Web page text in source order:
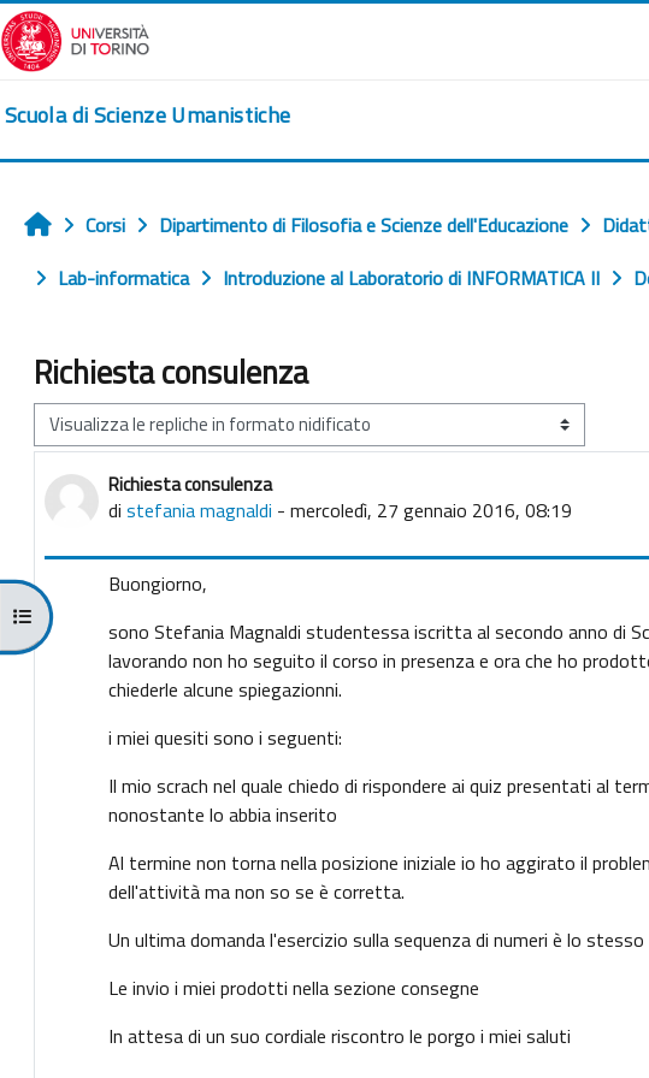
Vai al contenuto principale
Scuola di Scienze Umanistiche
Apri indice del corso
Home
Corsi Dipartimento di Filosofia e Scienze dell'Educazione
Lab-informatica
Introduzione al Laboratorio di INFORMATICA II
Richiesta consulenza
Modalità visualizzazione
Richiesta consulenza
di stefania magnaldi - mercoledì, 27 gennaio 2016, 08:19
Numero di risposte: 1
Buongiorno,
sono Stefania Magnaldi studentessa iscritta al secondo anno di
lavorando non ho seguito il corso in presenza e ora che ho
chiederle alcune spiegazionni.
i miei quesiti sono i seguenti:
Il mio scrach nel quale chiedo di rispondere ai quiz presentati al
nonostante lo abbia inserito
Al termine non torna nella posizione iniziale io ho aggirato il
dell'attività ma non so se è corretta.
Un ultima domanda l'esercizio sulla sequenza di numeri è lo
Le invio i miei prodotti nella sezione consegne
In attesa di un suo cordiale riscontro le porgo i miei saluti